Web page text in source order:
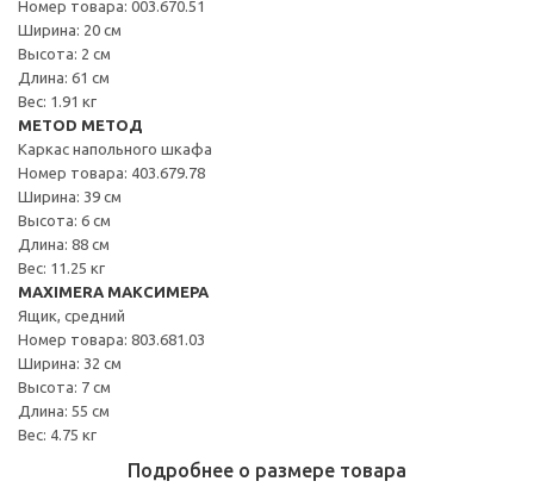
Номер товара: 003.670.51
Ширина: 20 см
Высота: 2 см
Длина: 61 см
Вес: 1.91 кг
METOD МЕТОД
Каркас напольного шкафа
Номер товара: 403.679.78
Ширина: 39 см
Высота: 6 см
Длина: 88 см
Вес: 11.25 кг
MAXIMERA МАКСИМЕРА
Ящик, средний
Номер товара: 803.681.03
Ширина: 32 см
Высота: 7 см
Длина: 55 см
Вес: 4.75 кг
Подробнее о размере товара